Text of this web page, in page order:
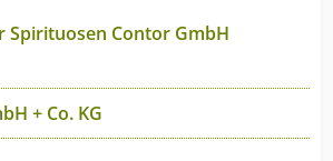
Spirituosen Contor GmbH
+ Co. KG